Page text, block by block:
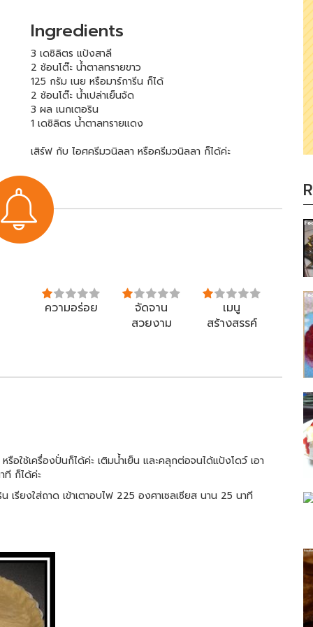
Ingredients
3 เดซิลิตร แป้งสาลี
2 ช้อนโต๊ะ น้ำตาลทรายขาว
125 กรัม เนย หรือมาร์การีน ก็ได้
2 ช้อนโต๊ะ น้ำเปล่าเย็นจัด
3 ผล เนกเตอริน
1 เดซิลิตร น้ำตาลทรายแดง
เสิร์ฟ กับ ไอศครีมวนิลลา หรือครีมวนิลลา ก็ได้ค่ะ
ความอร่อย
จัดจาน
สวยงาม
เมนู
สร้างสรรค์
อใช้เครื่องปั่นก็ได้ค่ะ เติมน้ำเย็น และคลุกต่อจนได้แป้งโดว์ เอา
ที ก็ได้ค่ะ
รียงใส่ถาด เข้าเตาอบไฟ 225 องศาเซลเซียส นาน 25 นาที